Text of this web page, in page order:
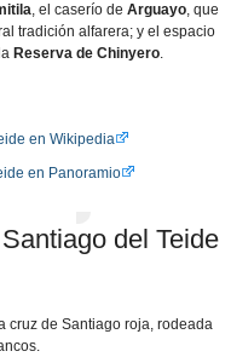
, el caserío de Arguayo, que
tradición alfarera; y el espacio
Reserva de Chinyero.
en Wikipedia
en Panoramio
del Teide
cruz de Santiago roja, rodeada